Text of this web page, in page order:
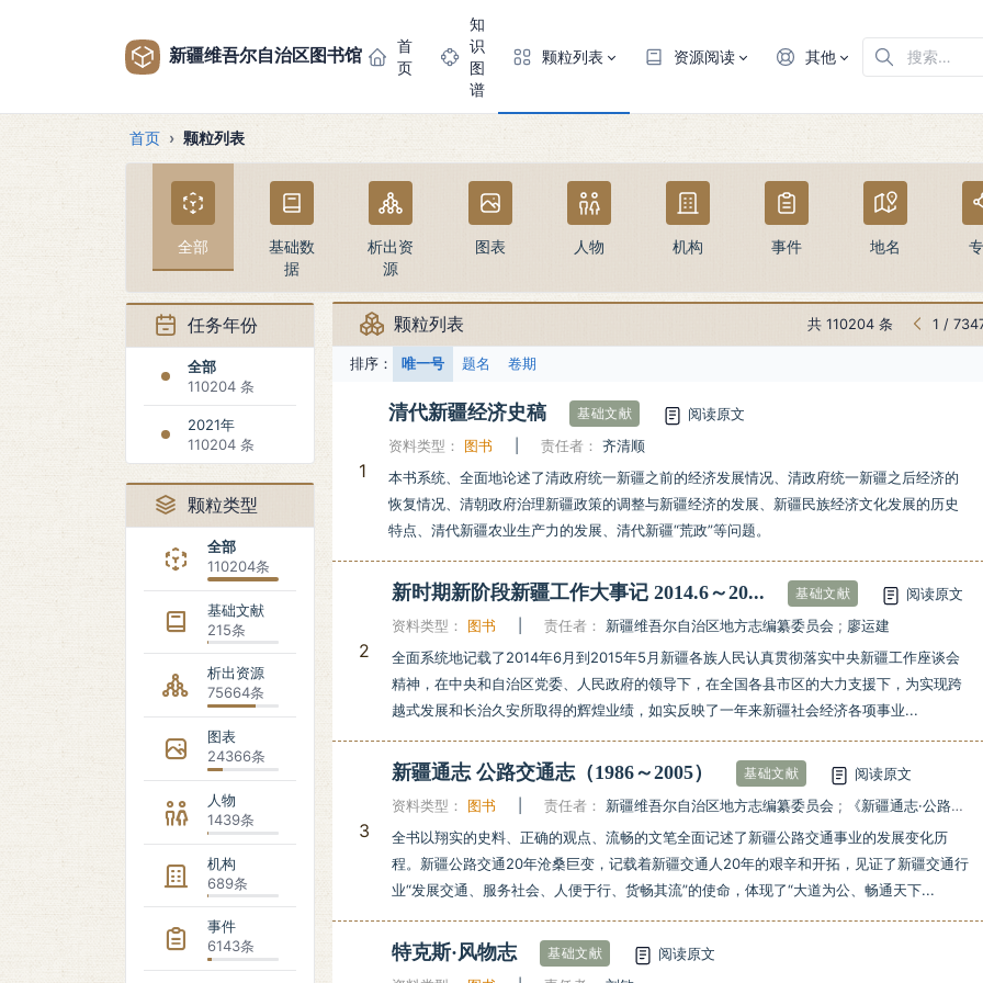
新疆维吾尔自治区图书馆
首
页
知
识
图
谱
颗粒列表 资源阅读 其他
首页 颗粒列表
全部
基础数
据
析出资
源
图表 人物 机构 事件 地名
任务年份
全部
110204 条
2021年
110204 条
颗粒类型
全部
110204条
基础文献
215条
析出资源
75664条
图表
24366条
人物
1439条
机构
689条
事件
6143条
颗粒列表 共 110204 条 1 /
排序： 唯一号 题名 卷期
1
清代新疆经济史稿 基础文献
阅读原文
资料类型：
图书 责任者：
齐清顺
本书系统、全面地论述了清政府统一新疆之前的经济发展情况、清政府统一新疆之后经济的
恢复情况、清朝政府治理新疆政策的调整与新疆经济的发展、新疆民族经济文化发展的历史
特点、清代新疆农业生产力的发展、清代新疆“荒政”等问题。
2
新时期新阶段新疆工作大事记 2014.6～20... 基础文献
阅读原文
资料类型：
图书 责任者： 新疆维吾尔自治区地方志编纂委员会 ; 廖运建
全面系统地记载了2014年6月到2015年5月新疆各族人民认真贯彻落实中央新疆工作座谈会
精神，在中央和自治区党委、人民政府的领导下，在全国各县市区的大力支援下，为实现跨
越式发展和长治久安所取得的辉煌业绩，如实反映了一年来新疆社会经济各项事业...
3
新疆通志 公路交通志（1986～2005） 基础文献
阅读原文
资料类型：
图书 责任者： 新疆维吾尔自治区地方志编纂委员会 ;
《新疆通志·公路交通志（1986～2005）》编纂委员会
全书以翔实的史料、正确的观点、流畅的文笔全面记述了新疆公路交通事业的发展变化历
程。新疆公路交通20年沧桑巨变，记载着新疆交通人20年的艰辛和开拓，见证了新疆交通行
业“发展交通、服务社会、人便于行、货畅其流”的使命，体现了“大道为公、畅通天下...
特克斯·风物志 基础文献
阅读原文